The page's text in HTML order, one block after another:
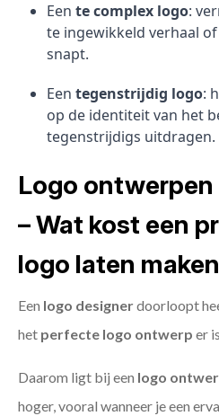
Een te complex logo:
te ingewikkeld verhaal
snapt.
Een tegenstrijdig logo:
op de identiteit van het
tegenstrijdigs uitdragen.
Logo
– Wat kost een
logo laten
Een logo designerdoorloopt
het perfecte logo ontwerp er
Daarom ligt bij een logo
hoger, vooral wanneer je een